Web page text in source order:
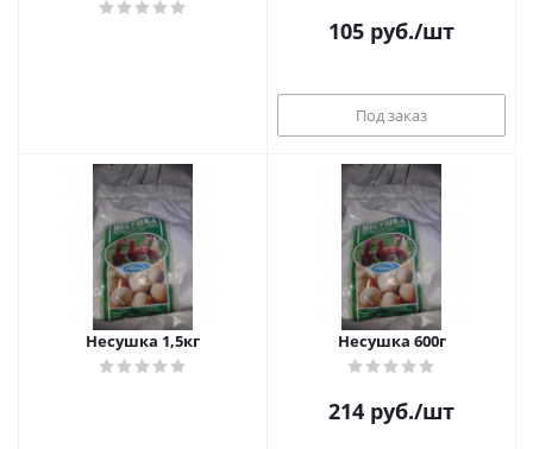
105 руб./шт
Под заказ
Несушка 1,5кг Несушка 600г
214 руб./шт